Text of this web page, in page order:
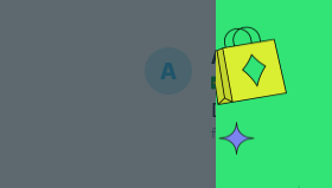
A Alberto
Gick med 2019
Demorou
för 6 år sen